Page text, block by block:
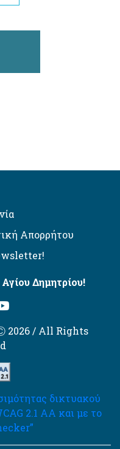
Απορρήτου
Δημητρίου!
2026 / All Rights
δικτυακού
2.1 AA και με το